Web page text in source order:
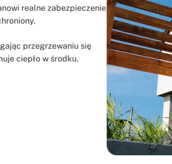
realne zabezpieczenie
przegrzewaniu się
ciepło w środku.